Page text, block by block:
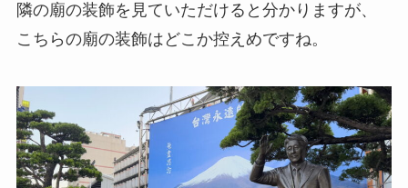
隣の廟の装飾を見ていただけると分かりますが、
こちらの廟の装飾はどこか控えめですね。